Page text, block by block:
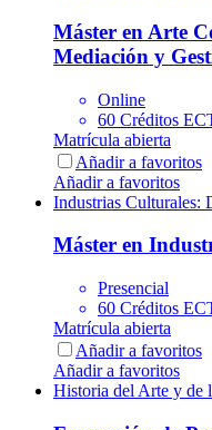
Máster en Arte
Mediación y
Online
60 Créditos
Matrícula abierta
Añadir a favoritos
Añadir a favoritos
Industrias Culturales:
Máster en
Presencial
60 Créditos
Matrícula abierta
Añadir a favoritos
Añadir a favoritos
Historia del Arte y de